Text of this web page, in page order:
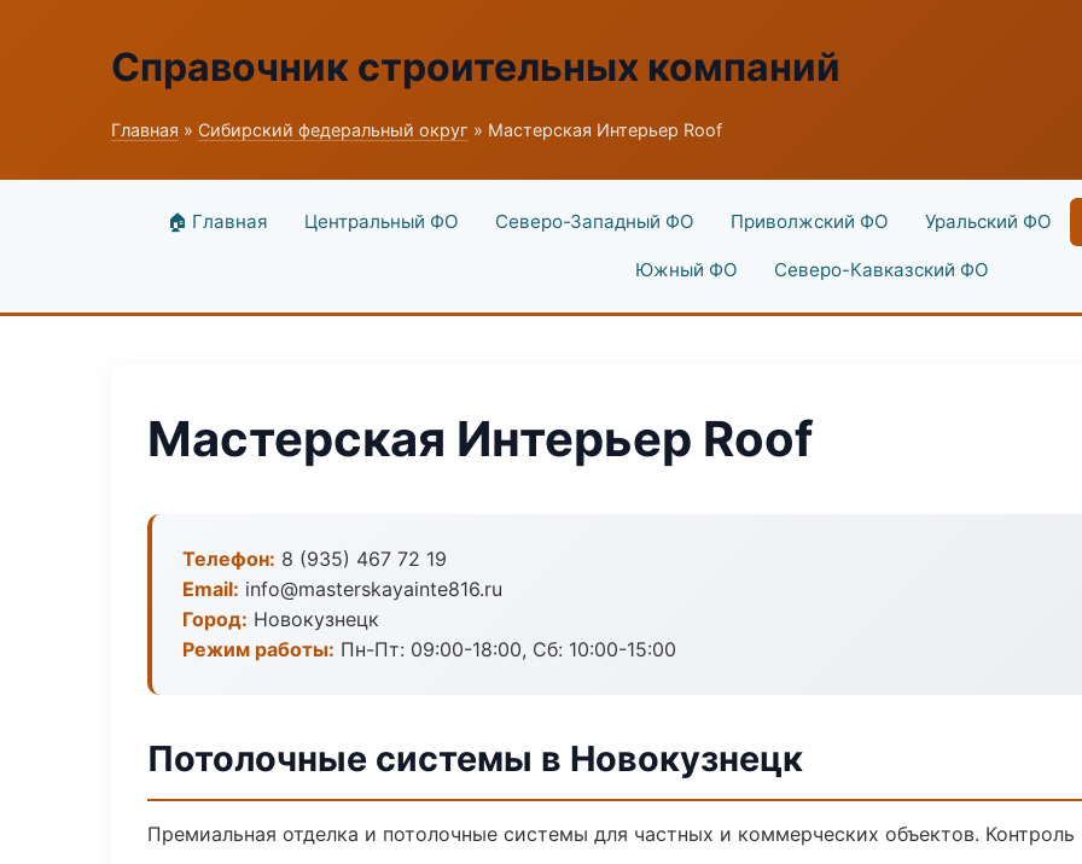
Справочник строительных компаний
Главная » Сибирский федеральный округ » Мастерская Интерьер Roof
🏠 Главная Центральный ФО Северо-Западный ФО Приволжский ФО Уральский ФО
Южный ФО Северо-Кавказский ФО
Мастерская Интерьер Roof
Телефон: 8 (935) 467 72 19
Email: info@masterskayainte816.ru
Город: Новокузнецк
Режим работы: Пн-Пт: 09:00-18:00, Сб: 10:00-15:00
Потолочные системы в Новокузнецк
Премиальная отделка и потолочные системы для частных и коммерческих объектов.